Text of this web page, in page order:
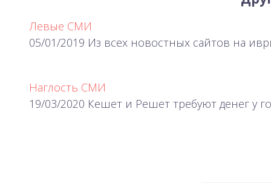
Левые СМИ
05/01/2019 Из всех новостных сайтов на
Наглость СМИ
19/03/2020 Кешет и Решет требуют денег у